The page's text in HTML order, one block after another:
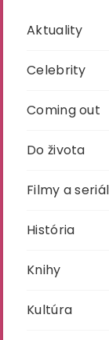
Aktuality
Celebrity
Coming out
Do života
Filmy a
História
Knihy
Kultúra